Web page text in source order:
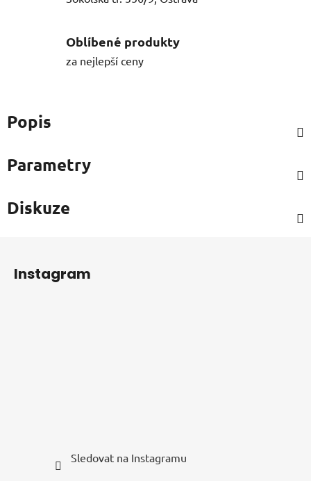
Oblíbené produkty
za nejlepší ceny
Popis
Parametry
Diskuze
Instagram
Sledovat na Instagramu